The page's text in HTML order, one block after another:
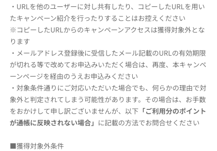
・URLを他のユーザーに対し共有したり、コピーしたURLを用い
たキャンペーン紹介を行ったりすることはお控えください
※コピーしたURLからのキャンペーンアクセスは獲得対象外とな
ります
・メールアドレス登録後に受信したメール記載のURLの有効期限
が切れる等で改めてお申込みいただく場合は、再度、本キャンペ
ーンページを経由のうえお申込みください
・対象条件通りにご対応いただいた場合でも、何らかの理由で対
象外と判定されてしまう可能性があります。その場合は、お手数
をおかけして申し訳ございませんが、以下「ご利用分のポイント
が通帳に反映されない場合」 に記載の方法でお問合せください
■獲得対象外条件